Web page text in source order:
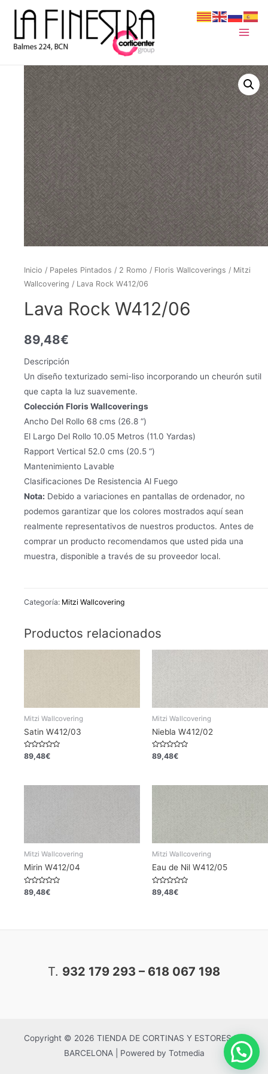
Inicio / Papeles Pintados / 2 Romo / Floris Wallcoverings / Mitzi
Wallcovering / Lava Rock W412/06
Lava Rock W412/06
89,48€
Descripción
Un diseño texturizado semi-liso incorporando un cheurón sutil
que capta la luz suavemente.
Colección Floris Wallcoverings
Ancho Del Rollo 68 cms (26.8 “)
El Largo Del Rollo 10.05 Metros (11.0 Yardas)
Rapport Vertical 52.0 cms (20.5 “)
Mantenimiento Lavable
Clasificaciones De Resistencia Al Fuego
Nota: Debido a variaciones en pantallas de ordenador, no
podemos garantizar que los colores mostrados aquí sean
realmente representativos de nuestros productos. Antes de
comprar un producto recomendamos que usted pida una
muestra, disponible a través de su proveedor local.
Categoría: Mitzi Wallcovering
Productos relacionados
Mitzi Wallcovering
Satin W412/03
Valorado
en
89,48€
Mitzi Wallcovering
Niebla W412/02
Valorado
en
89,48€
Mitzi Wallcovering
Mirin W412/04
Valorado
en
89,48€
Mitzi Wallcovering
Eau de Nil W412/05
Valorado
en
89,48€
T. 932 179 293 – 618 067 198
Copyright © 2026 TIENDA DE CORTINAS Y ESTORES EN
BARCELONA | Powered by Totmedia